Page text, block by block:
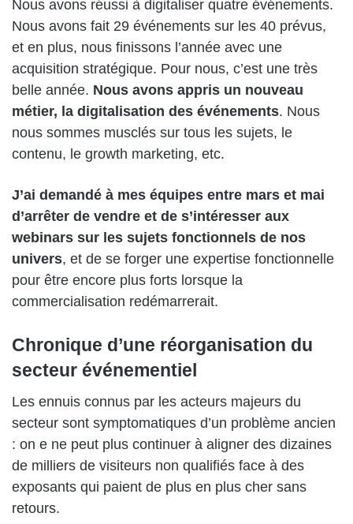
Nous avons réussi à digitaliser quatre événements.
Nous avons fait 29 événements sur les 40 prévus,
et en plus, nous finissons l’année avec une
acquisition stratégique. Pour nous, c’est une très
belle année. Nous avons appris un nouveau
métier, la digitalisation des événements. Nous
nous sommes musclés sur tous les sujets, le
contenu, le growth marketing, etc.
J’ai demandé à mes équipes entre mars et mai
d’arrêter de vendre et de s’intéresser aux
webinars sur les sujets fonctionnels de nos
univers, et de se forger une expertise fonctionnelle
pour être encore plus forts lorsque la
commercialisation redémarrerait.
Chronique d’une réorganisation du
secteur événementiel
Les ennuis connus par les acteurs majeurs du
secteur sont symptomatiques d’un problème ancien
: on e ne peut plus continuer à aligner des dizaines
de milliers de visiteurs non qualifiés face à des
exposants qui paient de plus en plus cher sans
retours.